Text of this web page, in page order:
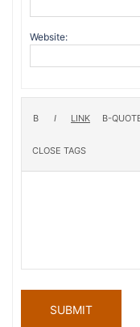
Website:
SUBMIT